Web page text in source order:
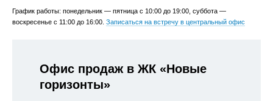
График работы: понедельник — пятница с 10:00 до 19:00, суббота —
воскресенье с 11:00 до 16:00.Записаться на встречу в центральный офис
Офис продаж в ЖК «Новые
горизонты»